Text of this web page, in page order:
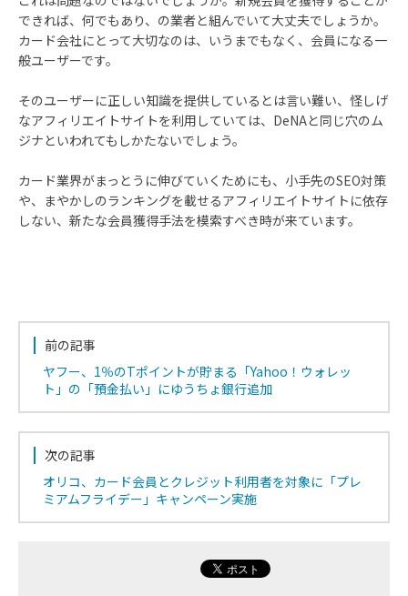
できれば、何でもあり、の業者と組んでいて大丈夫でしょうか。
カード会社にとって大切なのは、いうまでもなく、会員になる一
般ユーザーです。
そのユーザーに正しい知識を提供しているとは言い難い、怪しげ
なアフィリエイトサイトを利用していては、DeNAと同じ穴のム
ジナといわれてもしかたないでしょう。
カード業界がまっとうに伸びていくためにも、小手先のSEO対策
や、まやかしのランキングを載せるアフィリエイトサイトに依存
しない、新たな会員獲得手法を模索すべき時が来ています。
前の記事
ヤフー、1％のTポイントが貯まる「Yahoo！ウォレッ
ト」の「預金払い」にゆうちょ銀行追加
次の記事
オリコ、カード会員とクレジット利用者を対象に「プレ
ミアムフライデー」キャンペーン実施